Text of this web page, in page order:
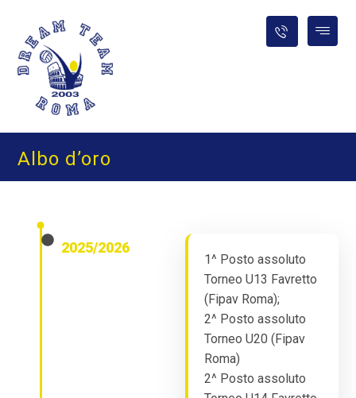
Albo d’oro
2025/2026
1^ Posto assoluto
Torneo U13 Favretto
(Fipav Roma);
2^ Posto assoluto
Torneo U20 (Fipav
Roma)
2^ Posto assoluto